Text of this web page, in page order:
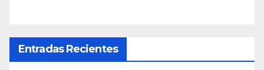
Entradas Recientes